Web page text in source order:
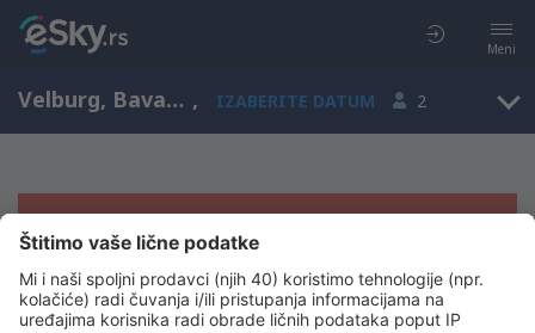
Meni
Velburg, Bavaria, Nemačka , IZABERITE DATUM 2
Žao nam je, ne možemo da prikažemo
rezultate